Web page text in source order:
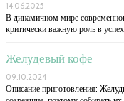
14.06.2025
В динамичном мире
критически важную роль в
Желудевый кофе
09.10.2024
Описание приготовления: